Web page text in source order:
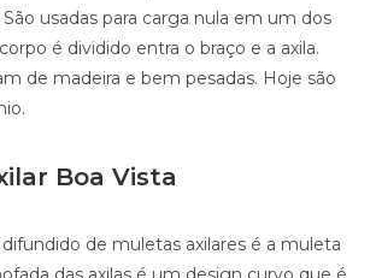
São usadas para carga nula em um dos
é dividido entra o braço e a axila.
de madeira e bem pesadas. Hoje são
Boa Vista
de muletas axilares é a muleta